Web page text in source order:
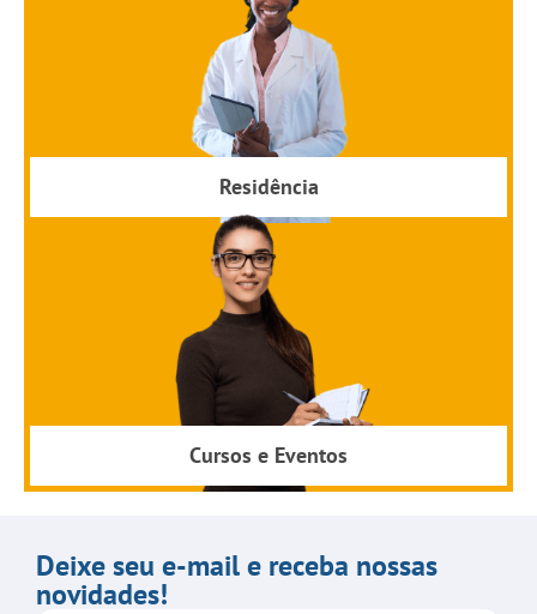
Residência
Cursos e Eventos
Deixe seu e-mail e receba nossas
novidades!